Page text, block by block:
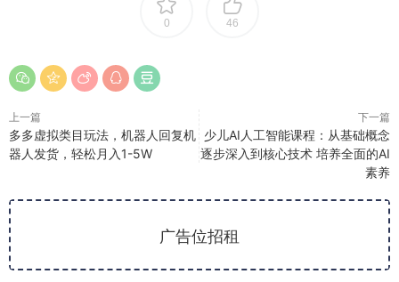
0 46
上一篇
多多虚拟类目玩法，机器人回复机
器人发货，轻松月入1-5W
下一篇
少儿AI人工智能课程：从基础概念
逐步深入到核心技术 培养全面的AI
素养
广告位招租